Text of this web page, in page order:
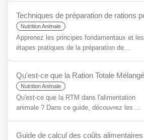
Nutrition Animale
Apprenez les principes fondamentaux et les
étapes pratiques de la préparation de...
Nutrition Animale
Qu'est-ce que la RTM dans l'alimentation
animale ? Dans ce guide, découvrez les ...